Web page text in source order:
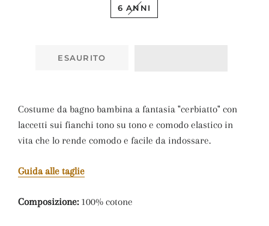
6 ANNI
ESAURITO
Costume da bagno bambina a fantasia "cerbiatto" con
laccetti sui fianchi tono su tono e comodo elastico in
vita che lo rende comodo e facile da indossare.
Guida alle taglie
Composizione: 100% cotone